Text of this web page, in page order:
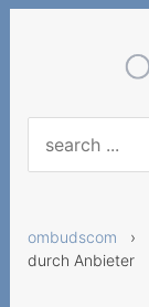
ombudscom ›
durch Anbieter